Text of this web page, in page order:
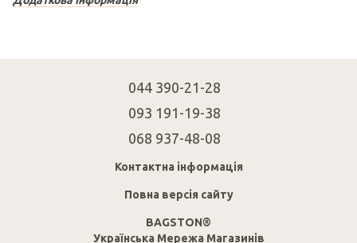
044 390-21-28
093 191-19-38
068 937-48-08
Контактна інформація
Повна версія сайту
BAGSTON®
Українська Мережа Магазинів